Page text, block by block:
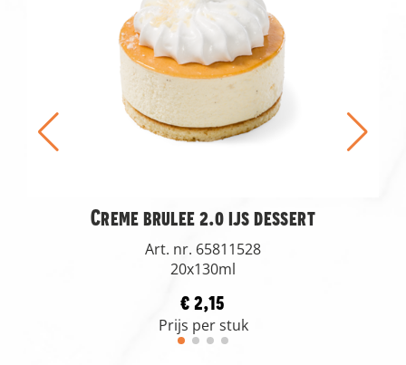
Creme brulee 2.0 ijs dessert
Art. nr. 65811528
20x130ml
€ 2,15
Prijs per stuk